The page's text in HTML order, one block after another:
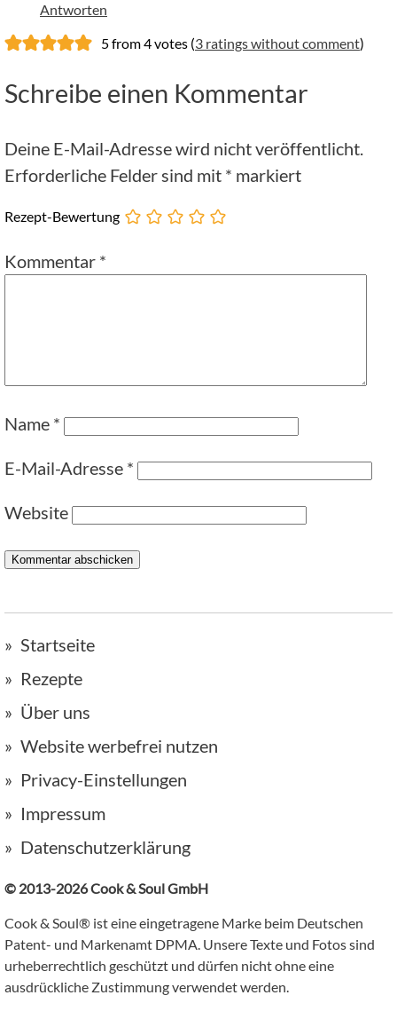
Antworten
5 from 4 votes (3 ratings without comment)
Schreibe einen Kommentar
Deine E-Mail-Adresse wird nicht veröffentlicht.
Erforderliche Felder sind mit * markiert
Rezept-Bewertung
Kommentar *
Name *
E-Mail-Adresse *
Website
Startseite
Rezepte
Über uns
Website werbefrei nutzen
Privacy-Einstellungen
Impressum
Datenschutzerklärung
© 2013-2026 Cook & Soul GmbH
Cook & Soul® ist eine eingetragene Marke beim Deutschen
Patent- und Markenamt DPMA. Unsere Texte und Fotos sind
urheberrechtlich geschützt und dürfen nicht ohne eine
ausdrückliche Zustimmung verwendet werden.